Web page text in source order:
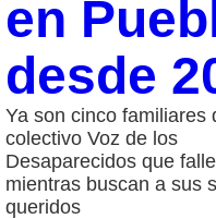
en
desde
Ya son cinco familiares
colectivo Voz de los
Desaparecidos que
mientras buscan a sus
queridos